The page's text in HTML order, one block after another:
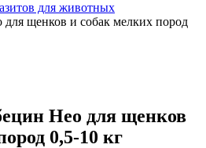
для животных
щенков и собак мелких пород
Нео для щенков
0,5-10 кг